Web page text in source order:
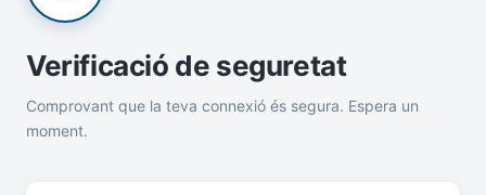
Verificació de seguretat
Comprovant que la teva connexió és segura. Espera un
moment.